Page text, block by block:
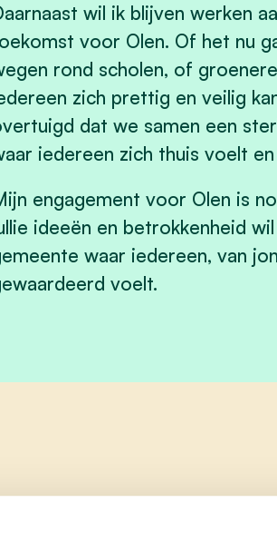
wil ik blijven werken
voor Olen. Of het nu
rond scholen, of
zich prettig en veilig
dat we samen een
iedereen zich thuis voelt
engagement voor Olen is
ideeën en betrokkenheid
waar iedereen, van
voelt.